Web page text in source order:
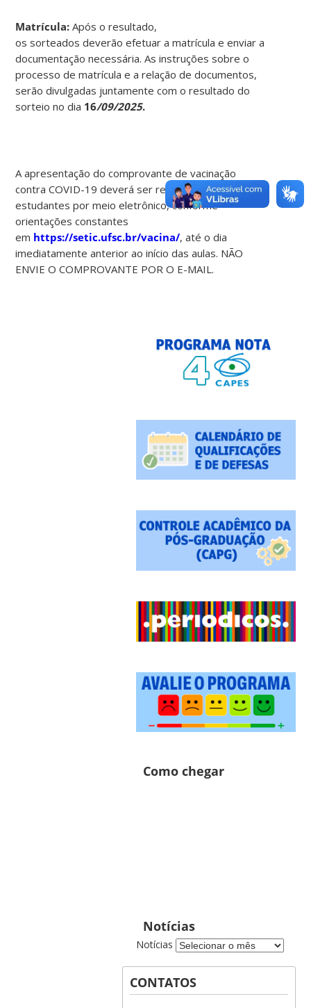
Matrícula:Após o resultado,
os sorteados deverão efetuar a matrícula e enviar a
documentação necessária. As instruções sobre o
processo de matrícula e a relação de documentos,
serão divulgadas juntamente com o resultado do
sorteio no dia 16/09/2025.
A apresentação do comprovante de vacinação
contra COVID-19 deverá ser realizada pelos
estudantes por meio eletrônico, conforme
orientações constantes
em https://setic.ufsc.br/vacina/, até o dia
imediatamente anterior ao início das aulas. NÃO
ENVIE O COMPROVANTE POR O E-MAIL.
Como chegar
Notícias
Notícias
CONTATOS